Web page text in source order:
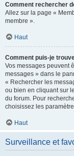
Comment rechercher
Allez sur la page «
membre ».
Haut
Comment puis-je
Vos messages peuvent
messages » dans le
« Rechercher les
ou bien en cliquant sur
du forum. Pour
choisissez les
Haut
Surveillance et